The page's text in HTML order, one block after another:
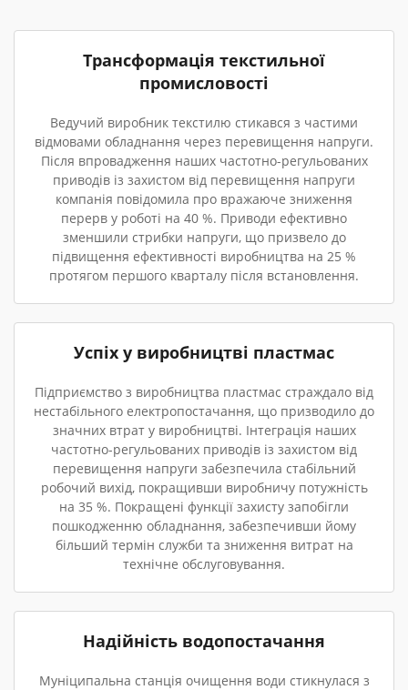
Трансформація текстильної
промисловості
Ведучий виробник текстилю стикався з частими
відмовами обладнання через перевищення напруги.
Після впровадження наших частотно-регульованих
приводів із захистом від перевищення напруги
компанія повідомила про вражаюче зниження
перерв у роботі на 40 %. Приводи ефективно
зменшили стрибки напруги, що призвело до
підвищення ефективності виробництва на 25 %
протягом першого кварталу після встановлення.
Успіх у виробництві пластмас
Підприємство з виробництва пластмас страждало від
нестабільного електропостачання, що призводило до
значних втрат у виробництві. Інтеграція наших
частотно-регульованих приводів із захистом від
перевищення напруги забезпечила стабільний
робочий вихід, покращивши виробничу потужність
на 35 %. Покращені функції захисту запобігли
пошкодженню обладнання, забезпечивши йому
більший термін служби та зниження витрат на
технічне обслуговування.
Надійність водопостачання
Муніципальна станція очищення води стикнулася з